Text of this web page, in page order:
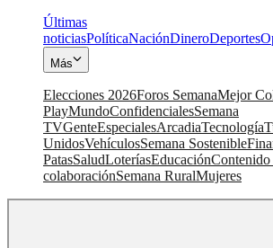
Últimas
noticiasPolíticaNaciónDineroDeportes
Más
Elecciones 2026Foros SemanaMejor
PlayMundoConfidencialesSemana
TVGenteEspecialesArcadiaTecnología
UnidosVehículosSemana Sostenible
PatasSaludLoteríasEducaciónContenido
colaboraciónSemana RuralMujeres